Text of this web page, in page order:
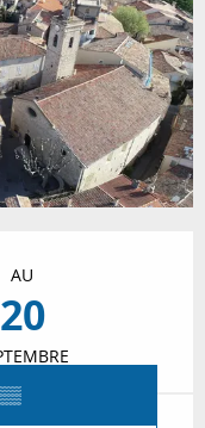
AU
20